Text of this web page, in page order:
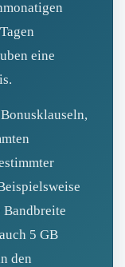
eine
5 GB
den